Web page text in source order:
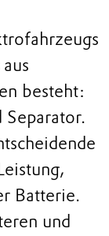
besteht:
Batterie.
und